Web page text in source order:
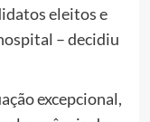
eleitos e
– decidiu
excepcional,